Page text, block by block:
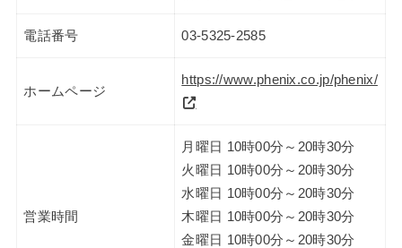
電話番号 03-5325-2585
ホームページ
https://www.phenix.co.jp/phenix/
営業時間
月曜日 10時00分～20時30分
火曜日 10時00分～20時30分
水曜日 10時00分～20時30分
木曜日 10時00分～20時30分
金曜日 10時00分～20時30分